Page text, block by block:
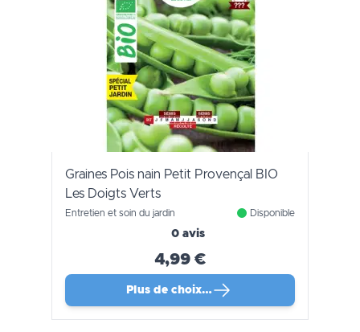
Graines Pois nain Petit Provençal BIO
Les Doigts Verts
Entretien et soin du jardin Disponible
0 avis
4,99 €
Plus de choix…